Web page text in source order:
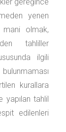
yenen
mani olmak,
tahliller
ilgili
kurallara
tahlil
edilenleri